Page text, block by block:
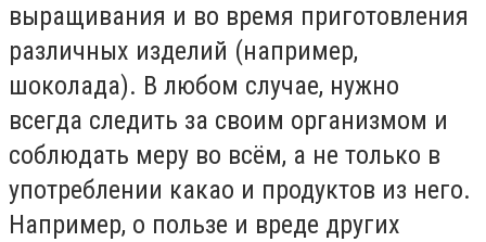
выращивания и во время приготовления
различных изделий (например,
шоколада). В любом случае, нужно
всегда следить за своим организмом и
соблюдать меру во всём, а не только в
употреблении какао и продуктов из него.
Например, о пользе и вреде других